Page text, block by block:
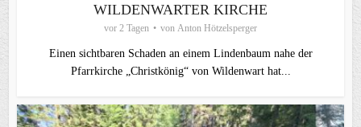
WILDENWARTER KIRCHE
vor 2 Tagen von Anton Hötzelsperger
Einen sichtbaren Schaden an einem Lindenbaum nahe der
Pfarrkirche „Christkönig“ von Wildenwart hat...